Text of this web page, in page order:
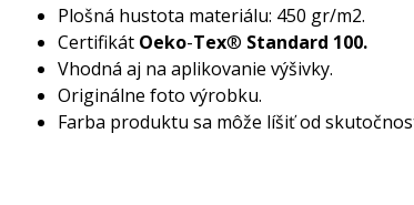
Plošná hustota materiálu: 450 gr/m2.
Certifikát Oeko-Tex® Standard 100.
Vhodná aj na aplikovanie výšivky.
Originálne foto výrobku.
Farba produktu sa môže líšiť od